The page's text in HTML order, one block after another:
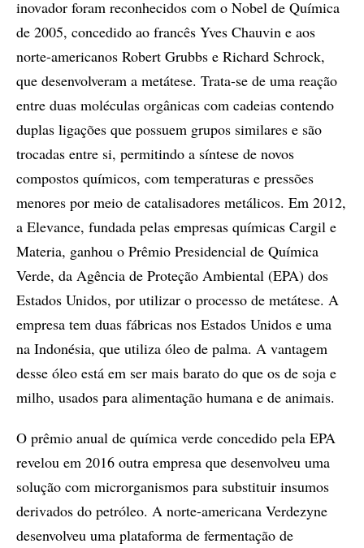
inovador foram reconhecidos com o Nobel de Química
de 2005, concedido ao francês Yves Chauvin e aos
norte-americanos Robert Grubbs e Richard Schrock,
que desenvolveram a metátese. Trata-se de uma reação
entre duas moléculas orgânicas com cadeias contendo
duplas ligações que possuem grupos similares e são
trocadas entre si, permitindo a síntese de novos
compostos químicos, com temperaturas e pressões
menores por meio de catalisadores metálicos. Em 2012,
a Elevance, fundada pelas empresas químicas Cargil e
Materia, ganhou o Prêmio Presidencial de Química
Verde, da Agência de Proteção Ambiental (EPA) dos
Estados Unidos, por utilizar o processo de metátese. A
empresa tem duas fábricas nos Estados Unidos e uma
na Indonésia, que utiliza óleo de palma. A vantagem
desse óleo está em ser mais barato do que os de soja e
milho, usados para alimentação humana e de animais.
O prêmio anual de química verde concedido pela EPA
revelou em 2016 outra empresa que desenvolveu uma
solução com microrganismos para substituir insumos
derivados do petróleo. A norte-americana Verdezyne
desenvolveu uma plataforma de fermentação de